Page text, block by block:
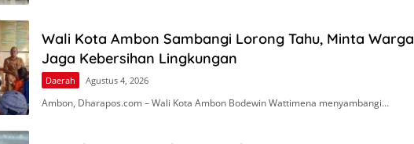
Wali Kota Ambon Sambangi Lorong Tahu, Minta Warga
Jaga Kebersihan Lingkungan
Daerah Agustus 4, 2026
Ambon, Dharapos.com – Wali Kota Ambon Bodewin Wattimena menyambangi…